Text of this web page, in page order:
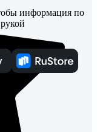
информация по